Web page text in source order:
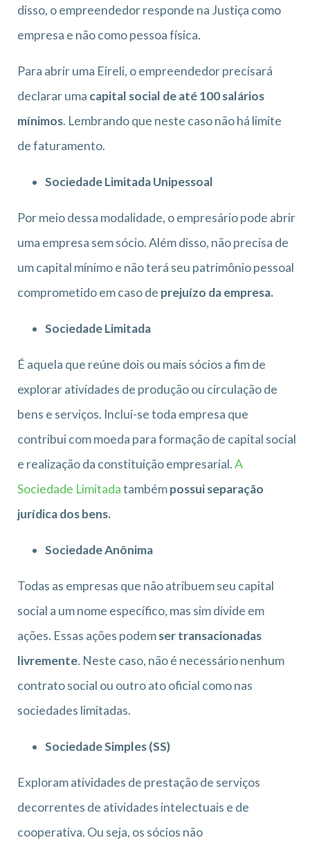
disso, o empreendedor responde na Justiça como
empresa e não como pessoa física.
Para abrir uma Eireli, o empreendedor precisará
declarar uma capital social de até 100 salários
mínimos. Lembrando que neste caso não há limite
de faturamento.
Sociedade Limitada Unipessoal
Por meio dessa modalidade, o empresário pode abrir
uma empresa sem sócio. Além disso, não precisa de
um capital mínimo e não terá seu patrimônio pessoal
comprometido em caso de prejuízo da empresa.
Sociedade Limitada
É aquela que reúne dois ou mais sócios a fim de
explorar atividades de produção ou circulação de
bens e serviços. Inclui-se toda empresa que
contribui com moeda para formação de capital social
e realização da constituição empresarial.A
Sociedade Limitadatambémpossui separação
jurídica dos bens.
Sociedade Anônima
Todas as empresas que não atribuem seu capital
social a um nome específico, mas sim divide em
ações. Essas ações podemser transacionadas
livremente. Neste caso, não é necessário nenhum
contrato social ou outro ato oficial como nas
sociedades limitadas.
Sociedade Simples (SS)
Exploram atividades de prestação de serviços
decorrentes de atividades intelectuais e de
cooperativa. Ou seja, os sócios não